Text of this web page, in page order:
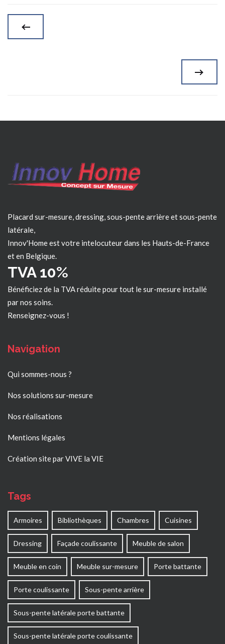
Placard sur-mesure, dressing, sous-pente arrière et sous-pente
latérale,
Innov'Home est votre intelocuteur dans les Hauts-de-France
et en Belgique.
TVA 10%
Bénéficiez de la TVA réduite pour tout le sur-mesure installé
par nos soins.
Renseignez-vous !
Navigation
Qui sommes-nous ?
Nos solutions sur-mesure
Nos réalisations
Mentions légales
Création site par VIVE la VIE
Tags
Armoires Bibliothèques Chambres Cuisines
Dressing Façade coulissante Meuble de salon
Meuble en coin Meuble sur-mesure Porte battante
Porte coulissante Sous-pente arrière
Sous-pente latérale porte battante
Sous-pente latérale porte coulissante